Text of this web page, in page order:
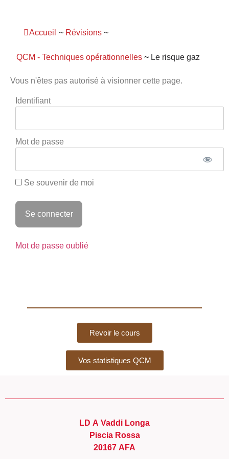
Accueil ~ Révisions ~
QCM - Techniques opérationnelles ~ Le risque gaz
Vous n'êtes pas autorisé à visionner cette page.
Identifiant
Mot de passe
Se souvenir de moi
Mot de passe oublié
Revoir le cours
Vos statistiques QCM
LD A Vaddi Longa
Piscia Rossa
20167 AFA